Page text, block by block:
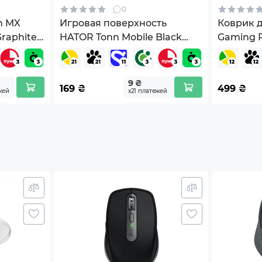
Забудьте об остановках в игре – заряд до 80%
происходит всего за 30 минут. Аккумулятор
ёмкостью 500 мАч позволяет работать до 500
часов от одной зарядки.
USB-C для проводного подключения и зарядки
от аккумулятора
(ВхШхГ)
сменных 100% PTFE глайдов
набор Lorgar
MX
0
Игровая поверхность
HATOR Tonn Mobile Black
(HTP-1000)
169 ₴ 9 ₴
х21 платежей
Коврик
Gaming
499 ₴